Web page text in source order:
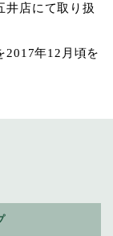
井店にて取り扱
2017年12月頃を